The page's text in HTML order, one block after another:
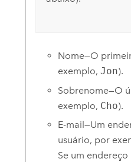
Nome—O
exemplo,Jon).
Sobrenome—O
exemplo, Cho).
E-mail—Um
usuário, por
Se um